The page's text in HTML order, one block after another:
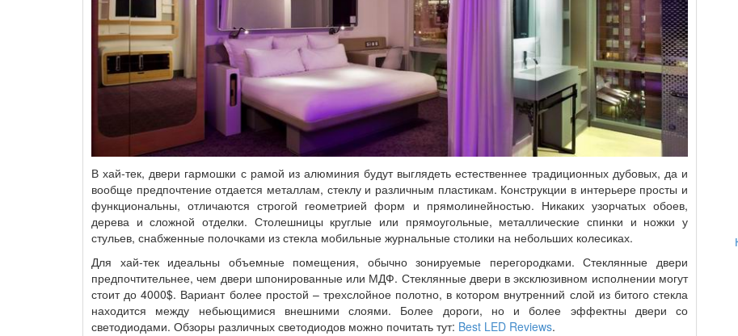
В хай-тек, двери гармошки с рамой из алюминия будут выглядеть естественнее традиционных дубовых, да и
вообще предпочтение отдается металлам, стеклу и различным пластикам. Конструкции в интерьере просты и
функциональны, отличаются строгой геометрией форм и прямолинейностью. Никаких узорчатых обоев,
дерева и сложной отделки. Столешницы круглые или прямоугольные, металлические спинки и ножки у
стульев, снабженные полочками из стекла мобильные журнальные столики на небольших колесиках.
Для хай-тек идеальны объемные помещения, обычно зонируемые перегородками. Стеклянные двери
предпочтительнее, чем двери шпонированные или МДФ. Стеклянные двери в эксклюзивном исполнении могут
стоит до 4000$. Вариант более простой – трехслойное полотно, в котором внутренний слой из битого стекла
находится между небьющимися внешними слоями. Более дороги, но и более эффектны двери со
светодиодами. Обзоры различных светодиодов можно почитать тут: Best LED Reviews.